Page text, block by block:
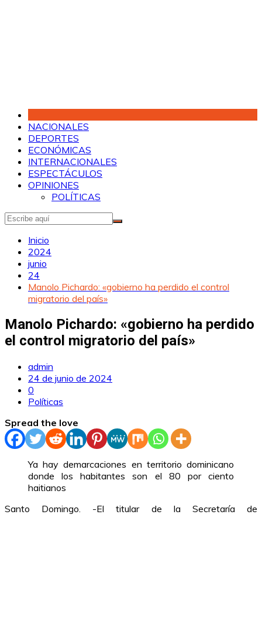
NACIONALES
DEPORTES
ECONÓMICAS
INTERNACIONALES
ESPECTÁCULOS
OPINIONES
POLÍTICAS
Inicio
2024
junio
24
Manolo Pichardo: «gobierno ha perdido el control
migratorio del país»
Manolo Pichardo: «gobierno ha perdido
el control migratorio del país»
admin
24 de junio de 2024
0
Políticas
Spread the love
Ya hay demarcaciones en territorio dominicano
donde los habitantes son el 80 por ciento
haitianos
Santo Domingo. -El titular de la Secretaría de